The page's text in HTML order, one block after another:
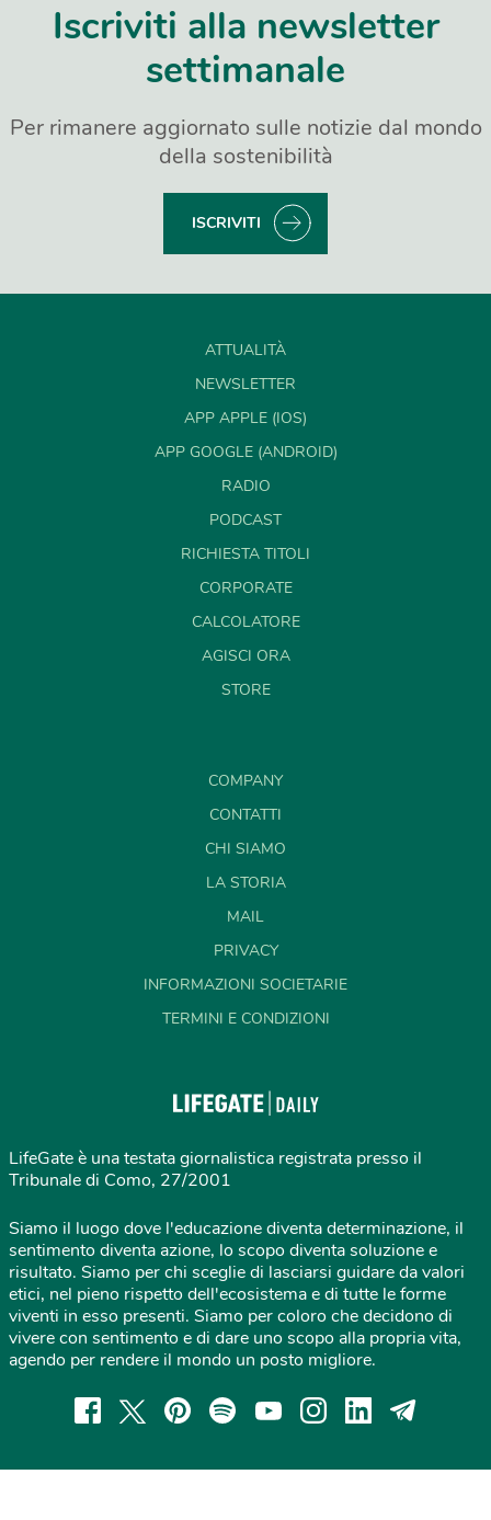
Iscriviti alla newsletter
settimanale
Per rimanere aggiornato sulle notizie dal mondo
della sostenibilità
ISCRIVITI
ATTUALITÀ
NEWSLETTER
APP APPLE (IOS)
APP GOOGLE (ANDROID)
RADIO
PODCAST
RICHIESTA TITOLI
CORPORATE
CALCOLATORE
AGISCI ORA
STORE
COMPANY
CONTATTI
CHI SIAMO
LA STORIA
MAIL
PRIVACY
INFORMAZIONI SOCIETARIE
TERMINI E CONDIZIONI
LifeGate è una testata giornalistica registrata presso il
Tribunale di Como, 27/2001
Siamo il luogo dove l'educazione diventa determinazione, il
sentimento diventa azione, lo scopo diventa soluzione e
risultato. Siamo per chi sceglie di lasciarsi guidare da valori
etici, nel pieno rispetto dell'ecosistema e di tutte le forme
viventi in esso presenti. Siamo per coloro che decidono di
vivere con sentimento e di dare uno scopo alla propria vita,
agendo per rendere il mondo un posto migliore.